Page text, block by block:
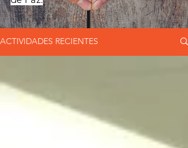
ACTIVIDADES RECIENTES